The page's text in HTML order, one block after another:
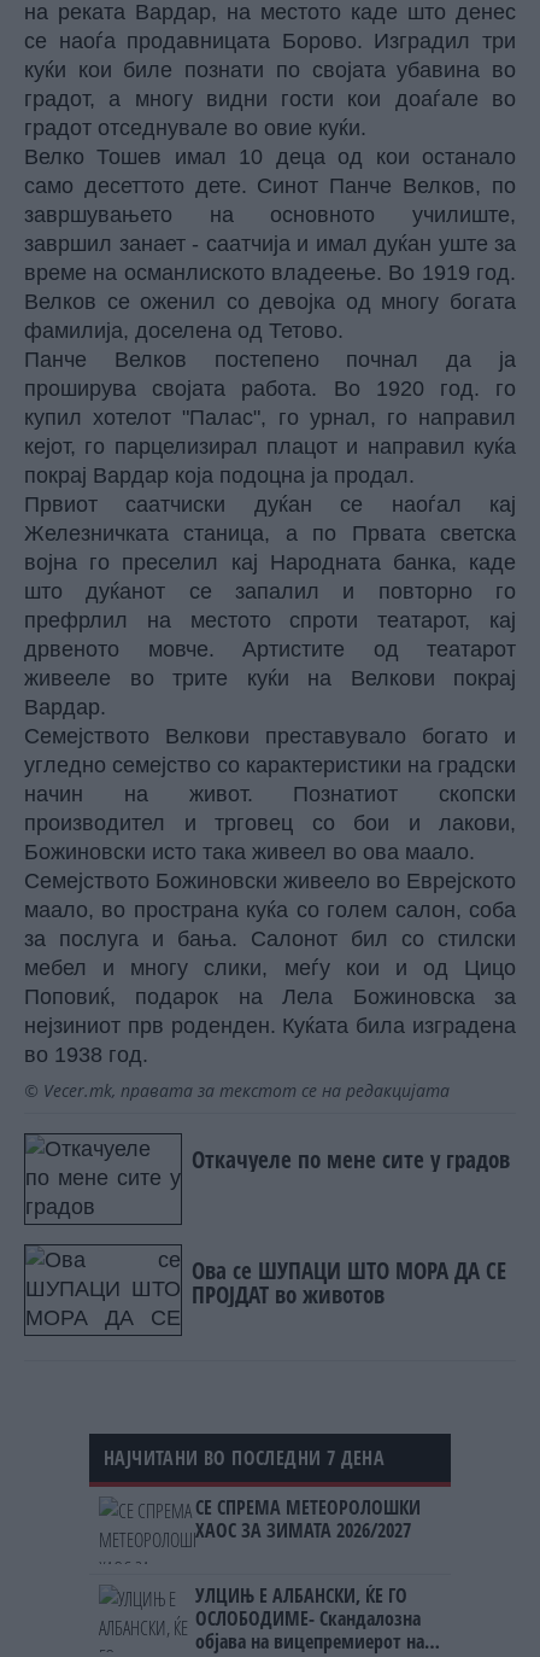
на реката Вардар, на местото каде што денес
се наоѓа продавницата Борово. Изградил три
куќи кои биле познати по својата убавина во
градот, а многу видни гости кои доаѓале во
градот отседнувале во овие куќи.
Велко Тошев имал 10 деца од кои останало
само десеттото дете. Синот Панче Велков, по
завршувањето на основното училиште,
завршил занает - саатчија и имал дуќан уште за
време на османлиското владеење. Во 1919 год.
Велков се оженил со девојка од многу богата
фамилија, доселена од Тетово.
Панче Велков постепено почнал да ја
проширува својата работа. Во 1920 год. го
купил хотелот "Палас", го урнал, го направил
кејот, го парцелизирал плацот и направил куќа
покрај Вардар која подоцна ја продал.
Првиот саатчиски дуќан се наоѓал кај
Железничката станица, а по Првата светска
војна го преселил кај Народната банка, каде
што дуќанот се запалил и повторно го
префрлил на местото спроти театарот, кај
дрвеното мовче. Артистите од театарот
живееле во трите куќи на Велкови покрај
Вардар.
Семејството Велкови преставувало богато и
угледно семејство со карактеристики на градски
начин на живот. Познатиот скопски
производител и трговец со бои и лакови,
Божиновски исто така живеел во ова маало.
Семејството Божиновски живеело во Еврејското
маало, во пространа куќа со голем салон, соба
за послуга и бања. Салонот бил со стилски
мебел и многу слики, меѓу кои и од Цицо
Поповиќ, подарок на Лела Божиновска за
нејзиниот прв роденден. Куќата била изградена
во 1938 год.
© Vecer.mk, правата за текстот се на редакцијата
Откачуеле по мене сите у градов
Ова се ШУПАЦИ ШТО МОРА ДА СЕ
ПРОЈДАТ во животов
НАЈЧИТАНИ ВО ПОСЛЕДНИ 7 ДЕНА
СЕ СПРЕМА МЕТЕОРОЛОШКИ
ХАОС ЗА ЗИМАТА 2026/2027
УЛЦИЊ Е АЛБАНСКИ, ЌЕ ГО
ОСЛОБОДИМЕ- Скандалозна
објава на вицепремиерот на